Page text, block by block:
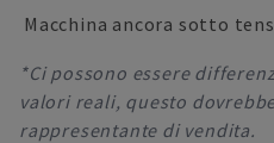
Macchina ancora sotto
*Ci possono essere
valori reali, questo
rappresentante di vendita.